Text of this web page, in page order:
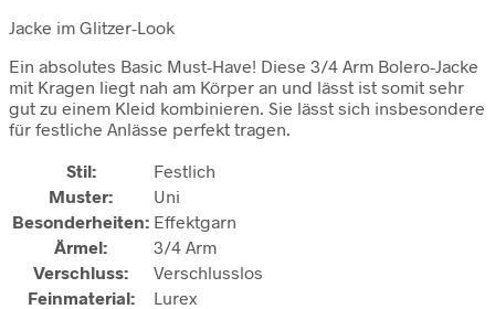
Jacke im Glitzer-Look
Ein absolutes Basic Must-Have! Diese 3/4 Arm Bolero-Jacke
mit Kragen liegt nah am Körper an und lässt ist somit sehr
gut zu einem Kleid kombinieren. Sie lässt sich insbesondere
für festliche Anlässe perfekt tragen.
Stil:
Festlich
Muster:
Uni
Besonderheiten: Effektgarn
Ärmel:
3/4 Arm
Verschluss:
Verschlusslos
Feinmaterial:
Lurex